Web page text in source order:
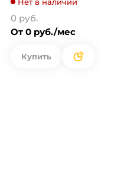
0 руб.
От 0 руб./мес
Купить